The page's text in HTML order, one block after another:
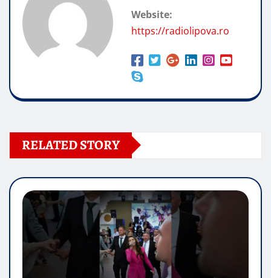
Website:
https://radiolipova.ro
RELATED STORY